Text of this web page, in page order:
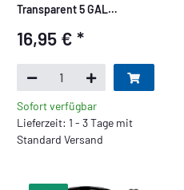
Transparent 5 GAL
16,95 € *
Sofort verfügbar
Lieferzeit: 1 - 3 Tage mit
Standard Versand